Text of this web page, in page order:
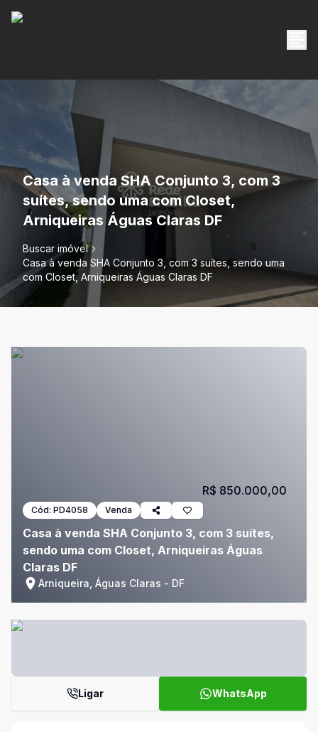
Casa à venda SHA Conjunto 3, com 3
suítes, sendo uma com Closet,
Arniqueiras Águas Claras DF
Buscar imóvel
Casa à venda SHA Conjunto 3, com 3 suítes, sendo uma
com Closet, Arniqueiras Águas Claras DF
Cód: PD4058 Venda
Casa à venda SHA Conjunto 3, com 3 suítes,
sendo uma com Closet, Arniqueiras Águas
Claras DF
Arniqueira, Águas Claras - DF
R$ 850.000,00
Ligar WhatsApp